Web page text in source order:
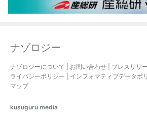
ナゾロジー
ナゾロジーについて お問い合わせ プレスリリ
ライバシーポリシー
インフォマティブデータポ
マップ
kusuguru media